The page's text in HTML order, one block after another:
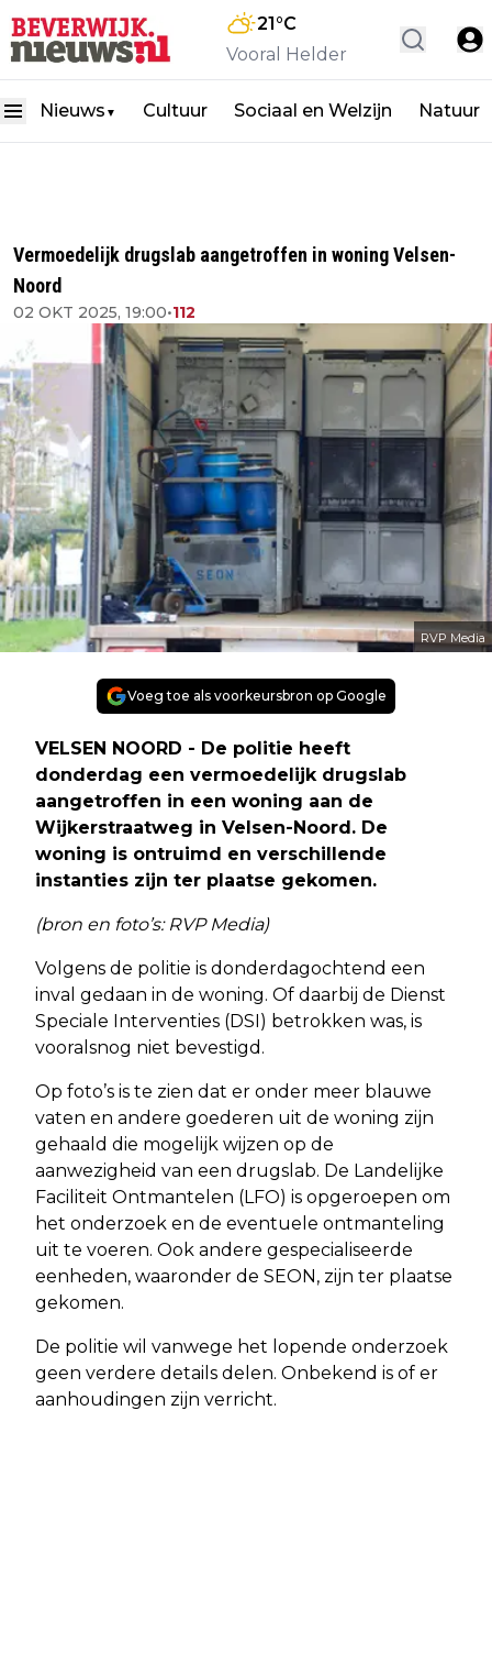
21°C
Vooral Helder
Nieuws ▼ Cultuur Sociaal en Welzijn Natuur
Vermoedelijk drugslab aangetroffen in woning Velsen-
Noord
02 OKT 2025, 19:00•112
RVP Media
Voeg toe als voorkeursbron op Google
VELSEN NOORD - De politie heeft
donderdag een vermoedelijk drugslab
aangetroffen in een woning aan de
Wijkerstraatweg in Velsen-Noord. De
woning is ontruimd en verschillende
instanties zijn ter plaatse gekomen.
(bron en foto’s: RVP Media)
Volgens de politie is donderdagochtend een
inval gedaan in de woning. Of daarbij de Dienst
Speciale Interventies (DSI) betrokken was, is
vooralsnog niet bevestigd.
Op foto’s is te zien dat er onder meer blauwe
vaten en andere goederen uit de woning zijn
gehaald die mogelijk wijzen op de
aanwezigheid van een drugslab. De Landelijke
Faciliteit Ontmantelen (LFO) is opgeroepen om
het onderzoek en de eventuele ontmanteling
uit te voeren. Ook andere gespecialiseerde
eenheden, waaronder de SEON, zijn ter plaatse
gekomen.
De politie wil vanwege het lopende onderzoek
geen verdere details delen. Onbekend is of er
aanhoudingen zijn verricht.